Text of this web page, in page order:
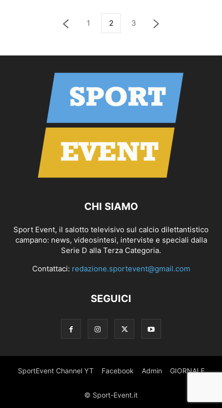
1 2 3
CHI SIAMO
Sport Event, il salotto televisivo sul calcio dilettantistico
campano: news, videosintesi, interviste e speciali dalla
Serie D alla Terza Categoria.
Contattaci: redazione.sportevent@gmail.com
SEGUICI
SportEvent Channel YT Facebook Admin GIORNALE
© Sport-Event.it